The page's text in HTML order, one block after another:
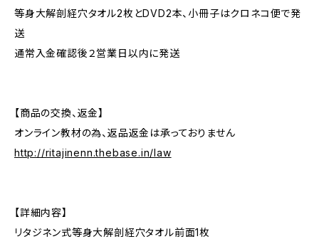
等身大解剖経穴タオル2枚とDVD2本、小冊子はクロネコ便で発
送
通常入金確認後２営業日以内に発送
【商品の交換、返金】
オンライン教材の為、返品返金は承っておりません
http://ritajinenn.thebase.in/law
【詳細内容】
リタジネン式等身大解剖経穴タオル前面1枚